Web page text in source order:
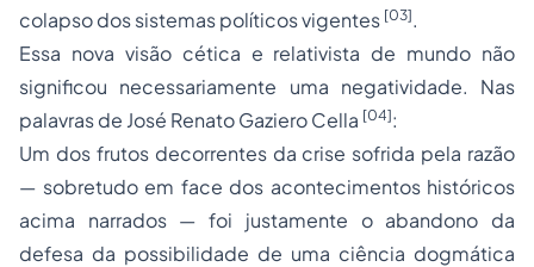
colapso dos sistemas políticos vigentes [03].
Essa nova visão cética e relativista de mundo não
significou necessariamente uma negatividade. Nas
palavras de José Renato Gaziero Cella [04]:
Um dos frutos decorrentes da crise sofrida pela razão
— sobretudo em face dos acontecimentos históricos
acima narrados — foi justamente o abandono da
defesa da possibilidade de uma ciência dogmática